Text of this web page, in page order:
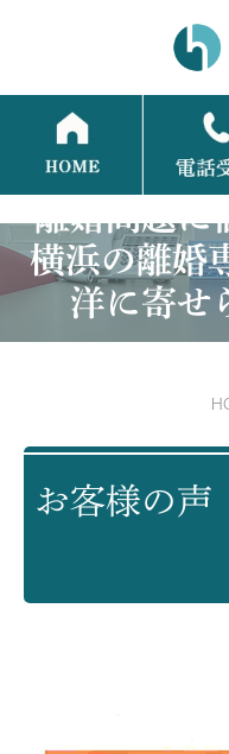
離婚問題
横浜の離婚
洋に寄せ
お客様の